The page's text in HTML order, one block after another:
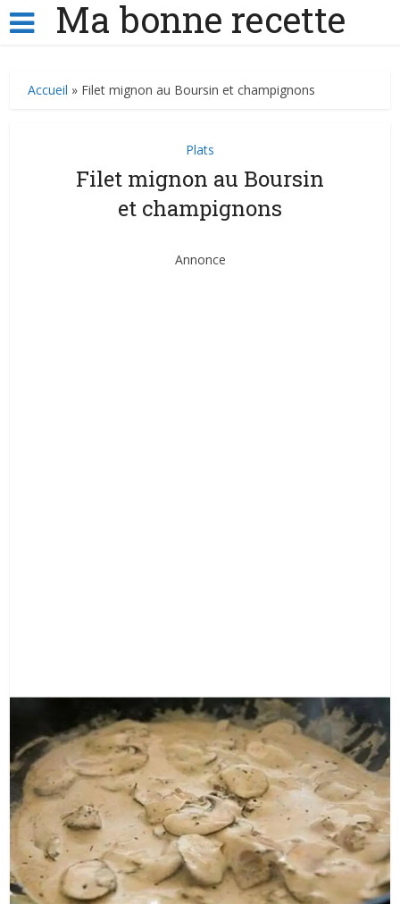
Ma bonne recette
Accueil » Filet mignon au Boursin et champignons
Plats
Filet mignon au Boursin
et champignons
Annonce